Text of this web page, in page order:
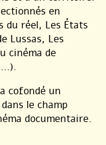
en
du réel, Les États
Lussas, Les
cinéma de
cofondé un
le champ
documentaire.